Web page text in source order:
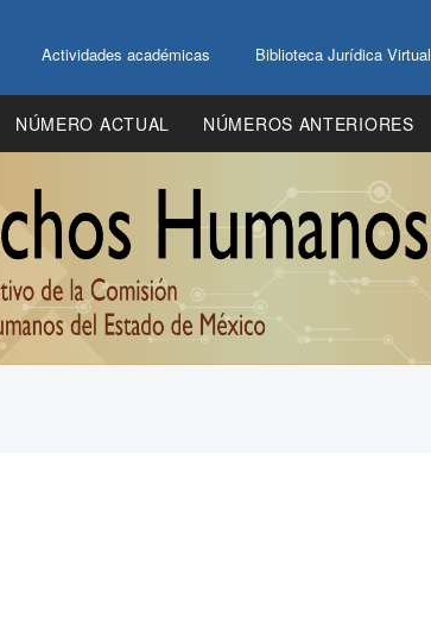
Actividades académicas Biblioteca Jurídica Virtual
NÚMERO ACTUAL NÚMEROS ANTERIORES